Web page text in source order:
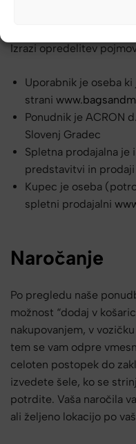
skladu s podanimi pogoji
Izrazi opredelitev
Uporabnik je oseba
strani
Ponudnik je ACRON
Slovenj Gradec
Spletna prodajalna je
predstavitvi in
Kupec je oseba
spletni prodajalni
Naročanje
Po pregledu naše
možnost “dodaj v
nakupovanjem, v
tem se vam odpre
celoten postopek do
izvedete šele, ko se
potrdite. Vaša naročila
ali željeno lokacijo po